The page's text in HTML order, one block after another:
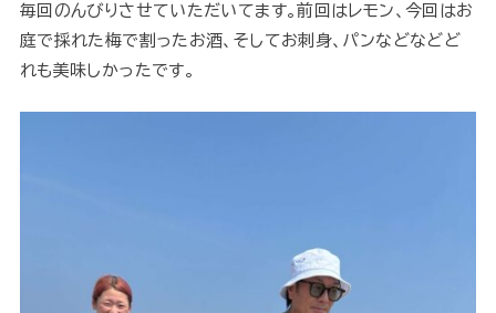
毎回のんびりさせていただいてます。前回はレモン、今回はお
庭で採れた梅で割ったお酒、そしてお刺身、パンなどなどど
れも美味しかったです。